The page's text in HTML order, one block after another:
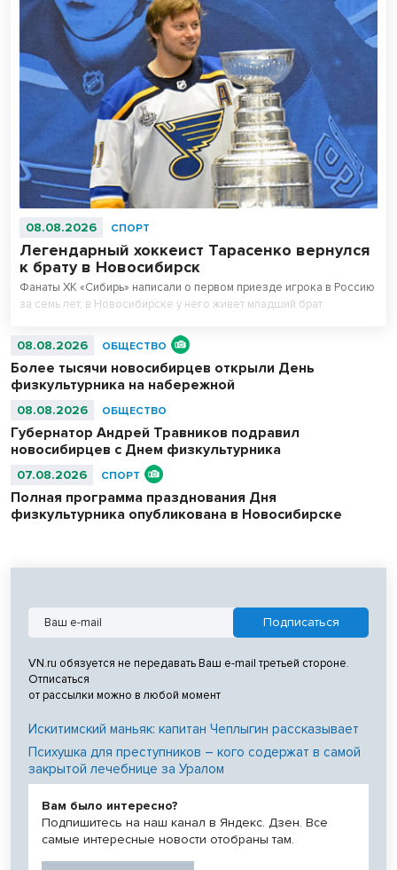
08.08.2026 СПОРТ
Легендарный хоккеист Тарасенко вернулся
к брату в Новосибирск
Фанаты ХК «Сибирь» написали о первом приезде игрока в Россию
за семь лет, в Новосибирске у него живет младший брат.
08.08.2026 ОБЩЕСТВО
Более тысячи новосибирцев открыли День
физкультурника на набережной
08.08.2026 ОБЩЕСТВО
Губернатор Андрей Травников подравил
новосибирцев с Днем физкультурника
07.08.2026 СПОРТ
Полная программа празднования Дня
физкультурника опубликована в Новосибирске
VN.ru обязуется не передавать Ваш e-mail третьей стороне.
Отписаться
от рассылки можно в любой момент
Искитимский маньяк: капитан Чеплыгин рассказывает
Психушка для преступников – кого содержат в самой
закрытой лечебнице за Уралом
Вам было интересно?
Подпишитесь на наш канал в Яндекс. Дзен. Все
самые интересные новости отобраны там.